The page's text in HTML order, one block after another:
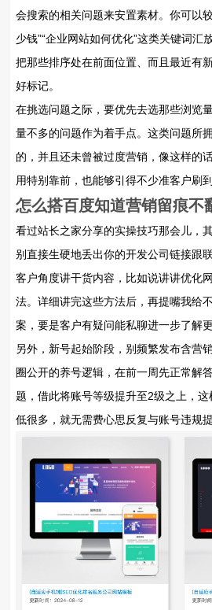
会搜索的相关问题来安置素材。你可以
少钱”“企业网站如何优化”这类关键词汇
把那些排序处在前面位置、而且最近有
好标记。
在挑选问题之际，要优先去选那些浏览
量不多的问题作为着手点。这类问题所
的，并且还未曾被过度营销，像这样的
用特别靠前，也能够引得不少准客户刷
怎么搭百度知道营销留痕不
看过站长之家分享的实操技巧那会儿，
别直接生硬地丢出你的开发公司链接跟
客户角度讲干货内容，比如说讲讲优化
法。详细讲完这些方法后，再提嘴我给
案，要是客户有疑问能私聊进一步了解
另外，新号起始阶段，别频繁发布含营
圈公开的养号逻辑，在前一周先正常解
题，借此将账号等级提升至2级之上，
低很多，就无需费心思反复与账号违规提